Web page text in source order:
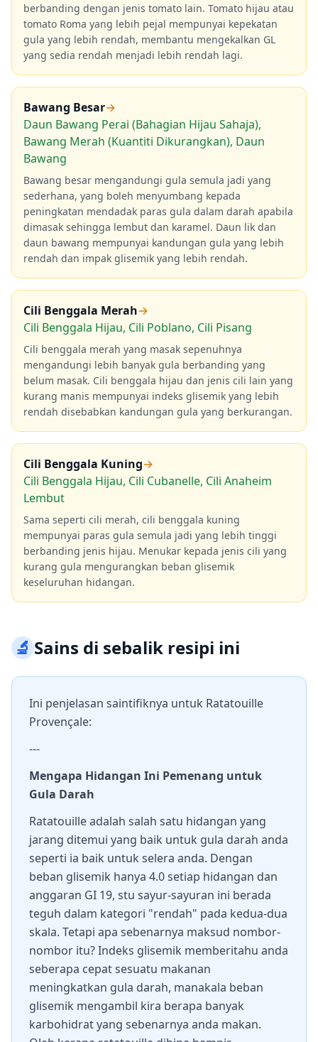
berbanding dengan jenis tomato lain. Tomato hijau atau
tomato Roma yang lebih pejal mempunyai kepekatan
gula yang lebih rendah, membantu mengekalkan GL
yang sedia rendah menjadi lebih rendah lagi.
Bawang Besar→
Daun Bawang Perai (Bahagian Hijau Sahaja),
Bawang Merah (Kuantiti Dikurangkan), Daun
Bawang
Bawang besar mengandungi gula semula jadi yang
sederhana, yang boleh menyumbang kepada
peningkatan mendadak paras gula dalam darah apabila
dimasak sehingga lembut dan karamel. Daun lik dan
daun bawang mempunyai kandungan gula yang lebih
rendah dan impak glisemik yang lebih rendah.
Cili Benggala Merah→
Cili Benggala Hijau, Cili Poblano, Cili Pisang
Cili benggala merah yang masak sepenuhnya
mengandungi lebih banyak gula berbanding yang
belum masak. Cili benggala hijau dan jenis cili lain yang
kurang manis mempunyai indeks glisemik yang lebih
rendah disebabkan kandungan gula yang berkurangan.
Cili Benggala Kuning→
Cili Benggala Hijau, Cili Cubanelle, Cili Anaheim
Lembut
Sama seperti cili merah, cili benggala kuning
mempunyai paras gula semula jadi yang lebih tinggi
berbanding jenis hijau. Menukar kepada jenis cili yang
kurang gula mengurangkan beban glisemik
keseluruhan hidangan.
🔬Sains di sebalik resipi ini
Ini penjelasan saintifiknya untuk Ratatouille
Provençale:
---
Mengapa Hidangan Ini Pemenang untuk
Gula Darah
Ratatouille adalah salah satu hidangan yang
jarang ditemui yang baik untuk gula darah anda
seperti ia baik untuk selera anda. Dengan
beban glisemik hanya 4.0 setiap hidangan dan
anggaran GI 19, stu sayur-sayuran ini berada
teguh dalam kategori "rendah" pada kedua-dua
skala. Tetapi apa sebenarnya maksud nombor-
nombor itu? Indeks glisemik memberitahu anda
seberapa cepat sesuatu makanan
meningkatkan gula darah, manakala beban
glisemik mengambil kira berapa banyak
karbohidrat yang sebenarnya anda makan.